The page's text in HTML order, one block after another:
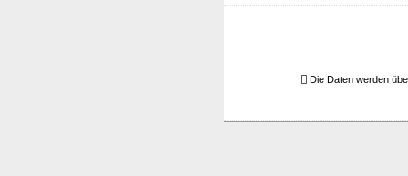
Die Daten werden